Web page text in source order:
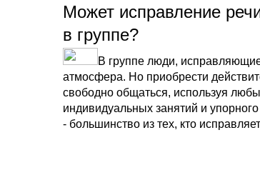
Может исправление
в группе?
В группе люди,
атмосфера. Но приобрести
свободно общаться, используя
индивидуальных занятий и
- большинство из тех, кто